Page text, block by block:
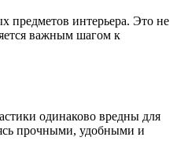
предметов интерьера. Это не
важным шагом к
одинаково вредны для
прочными, удобными и